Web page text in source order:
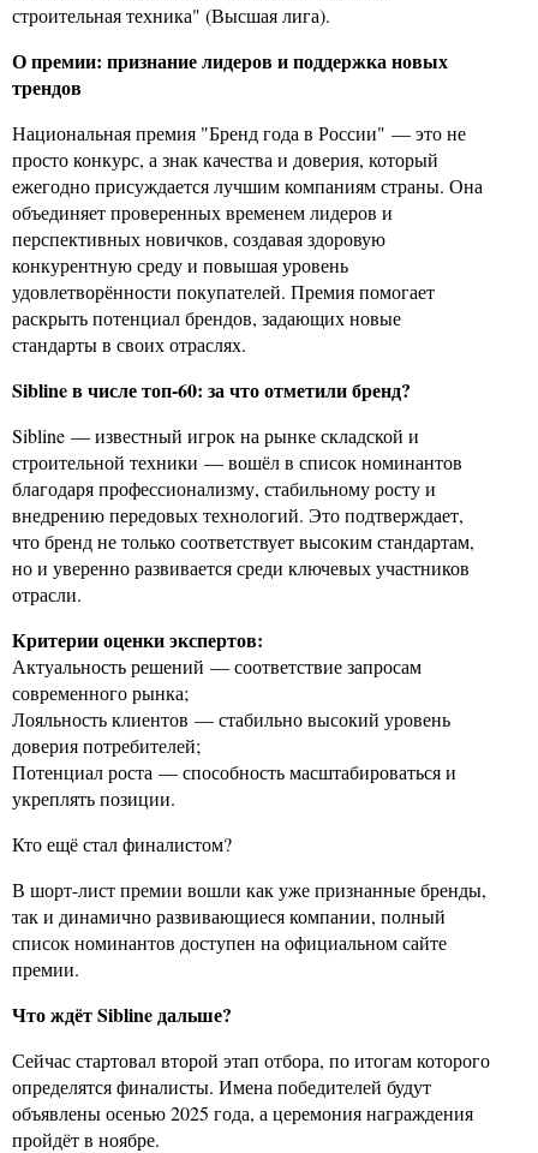
строительная техника" (Высшая лига).
О премии: признание лидеров и поддержка новых
трендов
Национальная премия "Бренд года в России" — это не
просто конкурс, а знак качества и доверия, который
ежегодно присуждается лучшим компаниям страны. Она
объединяет проверенных временем лидеров и
перспективных новичков, создавая здоровую
конкурентную среду и повышая уровень
удовлетворённости покупателей. Премия помогает
раскрыть потенциал брендов, задающих новые
стандарты в своих отраслях.
Sibline в числе топ-60: за что отметили бренд?
Sibline — известный игрок на рынке складской и
строительной техники — вошёл в список номинантов
благодаря профессионализму, стабильному росту и
внедрению передовых технологий. Это подтверждает,
что бренд не только соответствует высоким стандартам,
но и уверенно развивается среди ключевых участников
отрасли.
Критерии оценки экспертов:
Актуальность решений — соответствие запросам
современного рынка;
Лояльность клиентов — стабильно высокий уровень
доверия потребителей;
Потенциал роста — способность масштабироваться и
укреплять позиции.
Кто ещё стал финалистом?
В шорт-лист премии вошли как уже признанные бренды,
так и динамично развивающиеся компании, полный
список номинантов доступен на официальном сайте
премии.
Что ждёт Sibline дальше?
Сейчас стартовал второй этап отбора, по итогам которого
определятся финалисты. Имена победителей будут
объявлены осенью 2025 года, а церемония награждения
пройдёт в ноябре.